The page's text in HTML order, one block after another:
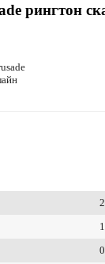
рингтон